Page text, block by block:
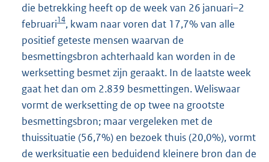
die betrekking heeft op de week van 26 januari–2
februari14, kwam naar voren dat 17,7% van alle
positief geteste mensen waarvan de
besmettingsbron achterhaald kan worden in de
werksetting besmet zijn geraakt. In de laatste week
gaat het dan om 2.839 besmettingen. Weliswaar
vormt de werksetting de op twee na grootste
besmettingsbron; maar vergeleken met de
thuissituatie (56,7%) en bezoek thuis (20,0%), vormt
de werksituatie een beduidend kleinere bron dan de